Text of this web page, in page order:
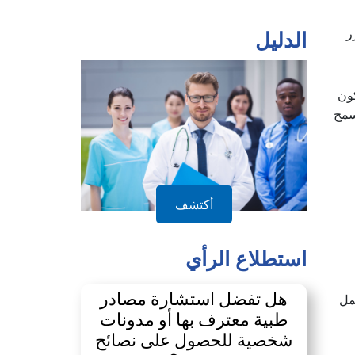
الدليل
أكتشف
استطلاع الرأي
هل تفضل استشارة مصادر
طبية معترف بها أو مدونات
شخصية للحصول على نصائح